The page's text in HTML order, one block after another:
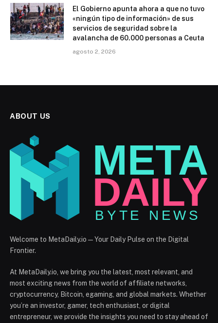
El Gobierno apunta ahora a que no tuvo
«ningún tipo de información» de sus
servicios de seguridad sobre la
avalancha de 60.000 personas a Ceuta
agosto 2, 2026
ABOUT US
Welcome to MetaDaily.io — Your Daily Pulse on the Digital
Frontier.
At MetaDaily.io, we bring you the latest, most relevant, and
most exciting news from the world of affiliate networks,
cryptocurrency, Bitcoin, egaming, and global markets. Whether
you’re an investor, gamer, tech enthusiast, or digital
entrepreneur, we provide the insights you need to stay ahead of